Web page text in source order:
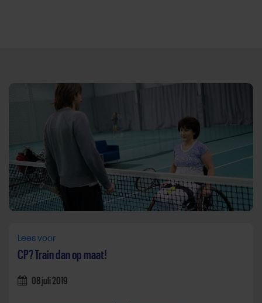
Lees voor
CP? Train dan op maat!
08 juli 2019